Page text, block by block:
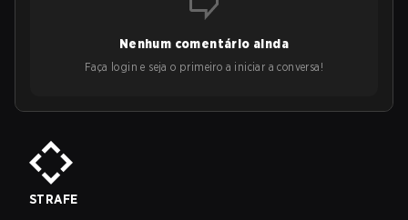
Nenhum comentário ainda
Faça login e seja o primeiro a iniciar a conversa!
STRAFE